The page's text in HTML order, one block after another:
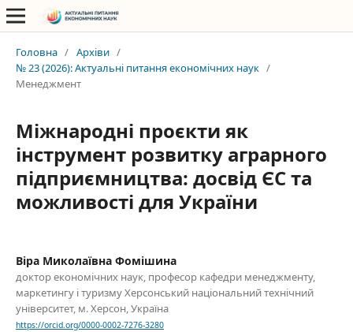
Головна / Архіви /
№ 23 (2026): Актуальні питання економічних наук /
Менеджмент
Міжнародні проєкти як
інструмент розвитку аграрного
підприємництва: досвід ЄС та
можливості для України
Віра Миколаївна Фомішина
доктор економічних наук, професор кафедри менеджменту,
маркетингу і туризму Херсонський національний технічний
університет, м. Херсон, Україна
https://orcid.org/0000-0002-7276-3280